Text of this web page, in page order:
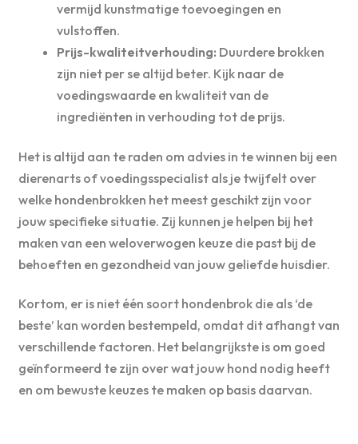
vermijd kunstmatige toevoegingen en
vulstoffen.
Prijs-kwaliteitverhouding: Duurdere brokken
zijn niet per se altijd beter. Kijk naar de
voedingswaarde en kwaliteit van de
ingrediënten in verhouding tot de prijs.
Het is altijd aan te raden om advies in te winnen bij een
dierenarts of voedingsspecialist als je twijfelt over
welke hondenbrokken het meest geschikt zijn voor
jouw specifieke situatie. Zij kunnen je helpen bij het
maken van een weloverwogen keuze die past bij de
behoeften en gezondheid van jouw geliefde huisdier.
Kortom, er is niet één soort hondenbrok die als ‘de
beste’ kan worden bestempeld, omdat dit afhangt van
verschillende factoren. Het belangrijkste is om goed
geïnformeerd te zijn over wat jouw hond nodig heeft
en om bewuste keuzes te maken op basis daarvan.